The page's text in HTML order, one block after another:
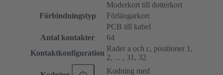
Förbindningstyp
Moderkort till dotterkort
Förlängarkort
PCB till kabel
Antal kontakter
64
Kontaktkonfiguration
Rader a och c, positioner 1,
2, ... , 31, 32
Kodning med